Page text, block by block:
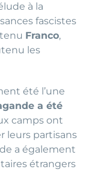
à la
fascistes
Franco,
les
été l’une
a été
camps ont
leurs partisans
a également
étrangers